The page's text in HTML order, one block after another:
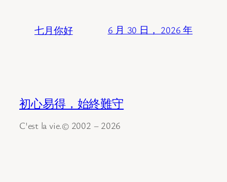
七月你好 6 月 30 日， 2026 年
初心易得，始終難守
C'est la vie.© 2002 – 2026